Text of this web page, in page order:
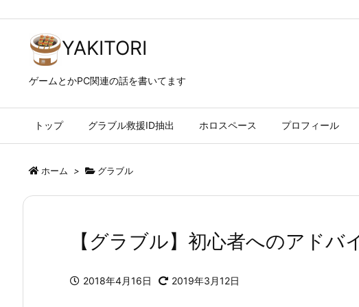
YAKITORI
ゲームとかPC関連の話を書いてます
トップ グラブル救援ID抽出 ホロスペース プロフィール
ホーム > グラブル
【グラブル】初心者へのアド
2018年4月16日 2019年3月12日